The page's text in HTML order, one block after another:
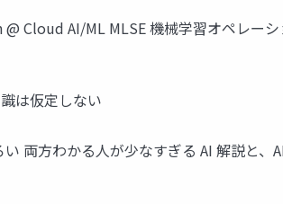
Cloud AI/ML MLSE 機械学習オペレーシ
は仮定しない
両方わかる人が少なすぎる AI 解説と、